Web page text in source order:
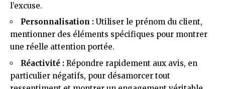
l’excuse.
Personnalisation : Utiliser le prénom du client,
mentionner des éléments spécifiques pour montrer
une réelle attention portée.
Réactivité : Répondre rapidement aux avis, en
particulier négatifs, pour désamorcer tout